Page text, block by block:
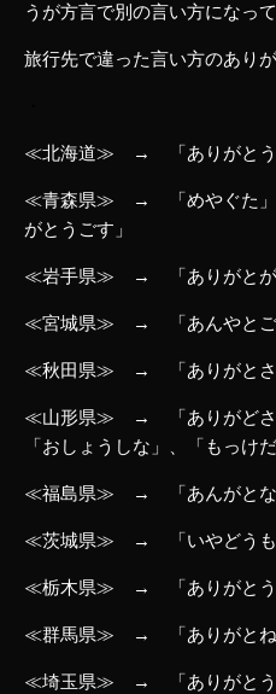
うが方言で別の言い方になって
旅行先で違った言い方のあり
≪北海道≫ → 「ありがとう
≪青森県≫ → 「めやぐた」
がとうごす」
≪岩手県≫ → 「ありがとが
≪宮城県≫ → 「あんやとござ
≪秋田県≫ → 「ありがとさ
≪山形県≫ → 「ありがどさま
「おしょうしな」、「もっけだ
≪福島県≫ → 「あんがとな
≪茨城県≫ → 「いやどうも
≪栃木県≫ → 「ありがとう
≪群馬県≫ → 「ありがとね
≪埼玉県≫ → 「ありがとう